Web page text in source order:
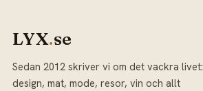
LYX.se
Sedan 2012 skriver vi om det vackra livet:
design, mat, mode, resor, vin och allt